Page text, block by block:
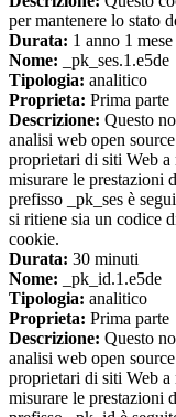
per mantenere lo stato
Durata: 1 anno 1 mese
Nome: _pk_ses.1.e5de
Tipologia: analitico
Proprieta: Prima parte
Descrizione: Questo
analisi web open
proprietari di siti Web
misurare le prestazioni
prefisso _pk_ses è
si ritiene sia un codice
cookie.
Durata: 30 minuti
Nome: _pk_id.1.e5de
Tipologia: analitico
Proprieta: Prima parte
Descrizione: Questo
analisi web open
proprietari di siti Web
misurare le prestazioni